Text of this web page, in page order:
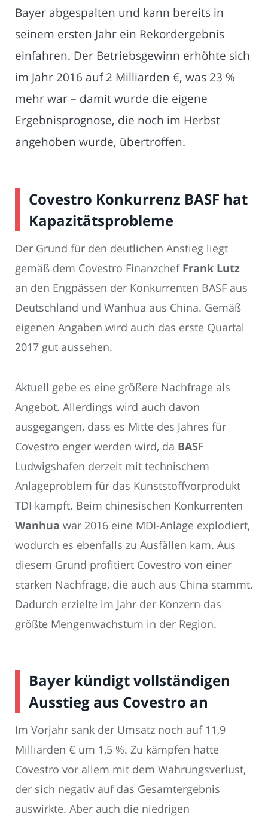
Bayer abgespalten und kann bereits in
seinem ersten Jahr ein Rekordergebnis
einfahren. Der Betriebsgewinn erhöhte sich
im Jahr 2016 auf 2 Milliarden €, was 23 %
mehr war – damit wurde die eigene
Ergebnisprognose, die noch im Herbst
angehoben wurde, übertroffen.
Covestro Konkurrenz BASF hat
Kapazitätsprobleme
Der Grund für den deutlichen Anstieg liegt
gemäß dem Covestro Finanzchef Frank Lutz
an den Engpässen der Konkurrenten BASF aus
Deutschland und Wanhua aus China. Gemäß
eigenen Angaben wird auch das erste Quartal
2017 gut aussehen.
Aktuell gebe es eine größere Nachfrage als
Angebot. Allerdings wird auch davon
ausgegangen, dass es Mitte des Jahres für
Covestro enger werden wird, da BASF
Ludwigshafen derzeit mit technischem
Anlageproblem für das Kunststoffvorprodukt
TDI kämpft. Beim chinesischen Konkurrenten
Wanhua war 2016 eine MDI-Anlage explodiert,
wodurch es ebenfalls zu Ausfällen kam. Aus
diesem Grund profitiert Covestro von einer
starken Nachfrage, die auch aus China stammt.
Dadurch erzielte im Jahr der Konzern das
größte Mengenwachstum in der Region.
Bayer kündigt vollständigen
Ausstieg aus Covestro an
Im Vorjahr sank der Umsatz noch auf 11,9
Milliarden € um 1,5 %. Zu kämpfen hatte
Covestro vor allem mit dem Währungsverlust,
der sich negativ auf das Gesamtergebnis
auswirkte. Aber auch die niedrigen